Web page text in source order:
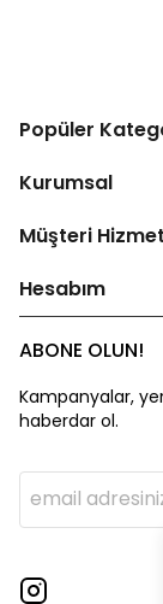
Popüler
Kurumsal
Müşteri
Hesabım
ABONE OLUN!
Kampanyalar,
haberdar ol.